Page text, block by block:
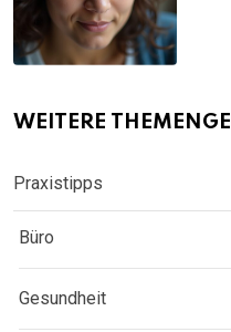
WEITERE
Praxistipps
Büro
Gesundheit